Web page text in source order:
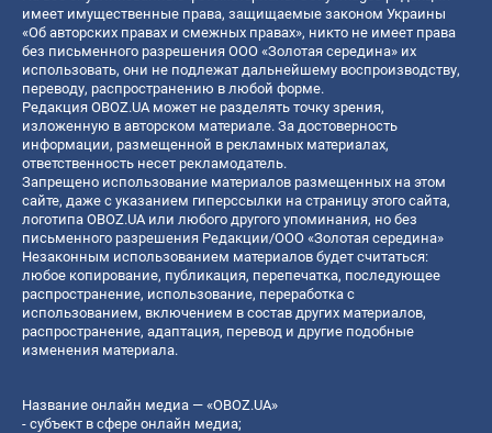
имеет имущественные права, защищаемые законом Украины
«Об авторских правах и смежных правах», никто не имеет права
без письменного разрешения ООО «Золотая середина» их
использовать, они не подлежат дальнейшему воспроизводству,
переводу, распространению в любой форме.
Редакция OBOZ.UA может не разделять точку зрения,
изложенную в авторском материале. За достоверность
информации, размещенной в рекламных материалах,
ответственность несет рекламодатель.
Запрещено использование материалов размещенных на этом
сайте, даже с указанием гиперссылки на страницу этого сайта,
логотипа OBOZ.UA или любого другого упоминания, но без
письменного разрешения Редакции/ООО «Золотая середина»
Незаконным использованием материалов будет считаться:
любое копирование, публикация, перепечатка, последующее
распространение, использование, переработка с
использованием, включением в состав других материалов,
распространение, адаптация, перевод и другие подобные
изменения материала.
Название онлайн медиа — «OBOZ.UA»
- субъект в сфере онлайн медиа;